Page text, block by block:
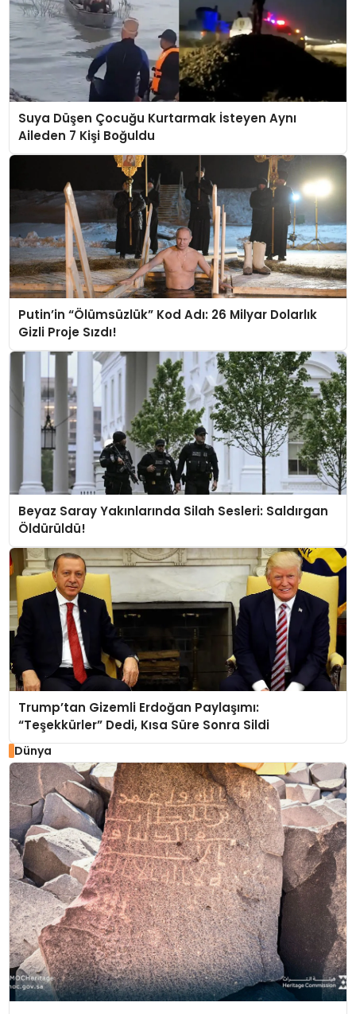
Suya Düşen Çocuğu Kurtarmak İsteyen Aynı
Aileden 7 Kişi Boğuldu
Putin’in “Ölümsüzlük” Kod Adı: 26 Milyar Dolarlık
Gizli Proje Sızdı!
Beyaz Saray Yakınlarında Silah Sesleri: Saldırgan
Öldürüldü!
Trump’tan Gizemli Erdoğan Paylaşımı:
“Teşekkürler” Dedi, Kısa Süre Sonra Sildi
Dünya